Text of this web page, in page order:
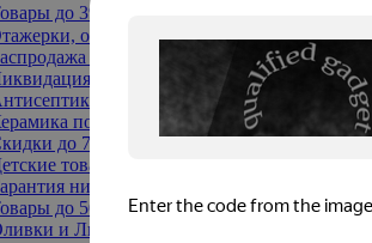
до 399₽
обувницы
текстиля до -50%
до -70%
по 129 руб
до 70%
товары
низкой цены
до 500 руб
и Лимоны